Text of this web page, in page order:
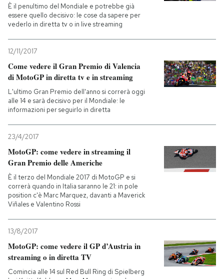
È il penultimo del Mondiale e potrebbe già
essere quello decisivo: le cose da sapere per
vederlo in diretta tv o in live streaming
12/11/2017
Come vedere il Gran Premio di Valencia
di MotoGP in diretta tv e in streaming
L'ultimo Gran Premio dell'anno si correrà oggi
alle 14 e sarà decisivo per il Mondiale: le
informazioni per seguirlo in diretta
23/4/2017
MotoGP: come vedere in streaming il
Gran Premio delle Americhe
È il terzo del Mondiale 2017 di MotoGP e si
correrà quando in Italia saranno le 21: in pole
position c'è Marc Marquez, davanti a Maverick
Viñales e Valentino Rossi
13/8/2017
MotoGP: come vedere il GP d’Austria in
streaming o in diretta TV
Comincia alle 14 sul Red Bull Ring di Spielberg